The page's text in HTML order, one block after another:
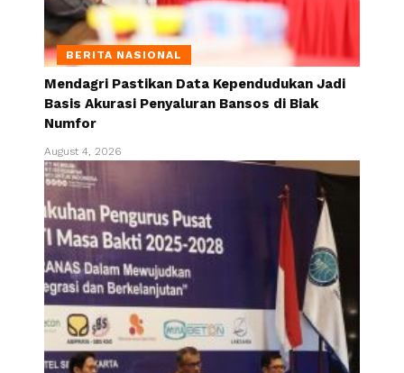
BERITA NASIONAL
Mendagri Pastikan Data Kependudukan Jadi
Basis Akurasi Penyaluran Bansos di Biak
Numfor
August 4, 2026